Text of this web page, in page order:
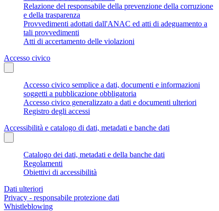
Relazione del responsabile della prevenzione della corruzione
e della trasparenza
Provvedimenti adottati dall'ANAC ed atti di adeguamento a
tali provvedimenti
Atti di accertamento delle violazioni
Accesso civico
Accesso civico semplice a dati, documenti e informazioni
soggetti a pubblicazione obbligatoria
Accesso civico generalizzato a dati e documenti ulteriori
Registro degli accessi
Accessibilità e catalogo di dati, metadati e banche dati
Catalogo dei dati, metadati e della banche dati
Regolamenti
Obiettivi di accessibilità
Dati ulteriori
Privacy - responsabile protezione dati
Whistleblowing